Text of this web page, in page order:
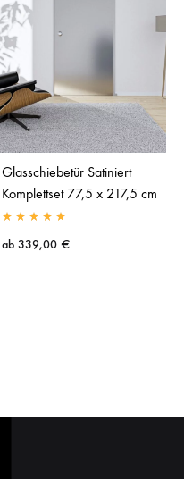
Glasschiebetür Satiniert
Komplettset 77,5 x 217,5 cm
ab 339,00 €